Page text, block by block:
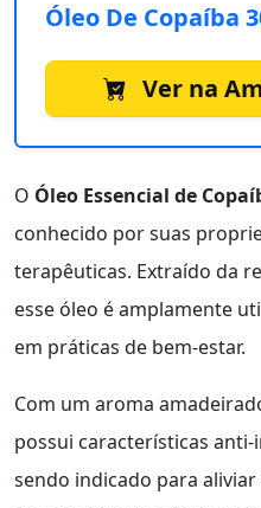
Óleo De Copaíba
Ver na
O Óleo Essencial de
conhecido por suas
terapêuticas. Extraído da
esse óleo é amplamente
em práticas de bem-estar.
Com um aroma
possui características
sendo indicado para